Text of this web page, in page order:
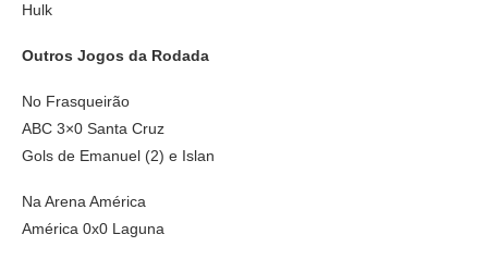
Hulk
Outros Jogos da Rodada
No Frasqueirão
ABC 3×0 Santa Cruz
Gols de Emanuel (2) e Islan
Na Arena América
América 0x0 Laguna